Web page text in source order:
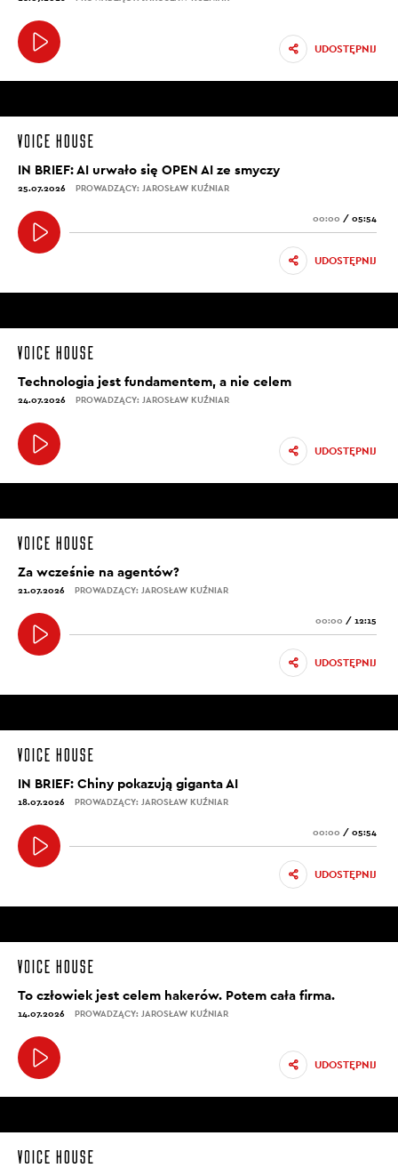
UDOSTĘPNIJ
IN BRIEF: AI urwało się OPEN AI ze smyczy
25.07.2026 PROWADZĄCY: JAROSŁAW KUŹNIAR
00:00 / 05:54
UDOSTĘPNIJ
Technologia jest fundamentem, a nie celem
24.07.2026 PROWADZĄCY: JAROSŁAW KUŹNIAR
UDOSTĘPNIJ
Za wcześnie na agentów?
21.07.2026 PROWADZĄCY: JAROSŁAW KUŹNIAR
00:00 / 12:15
UDOSTĘPNIJ
IN BRIEF: Chiny pokazują giganta AI
18.07.2026 PROWADZĄCY: JAROSŁAW KUŹNIAR
00:00 / 05:54
UDOSTĘPNIJ
To człowiek jest celem hakerów. Potem cała firma.
14.07.2026 PROWADZĄCY: JAROSŁAW KUŹNIAR
UDOSTĘPNIJ